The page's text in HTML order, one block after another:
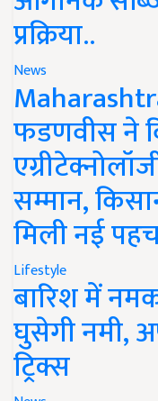
प्रक्रिया..
News
फडणवीस ने
सम्मान,
मिली नई
Lifestyle
बारिश में
घुसेगी नमी,
ट्रिक्स